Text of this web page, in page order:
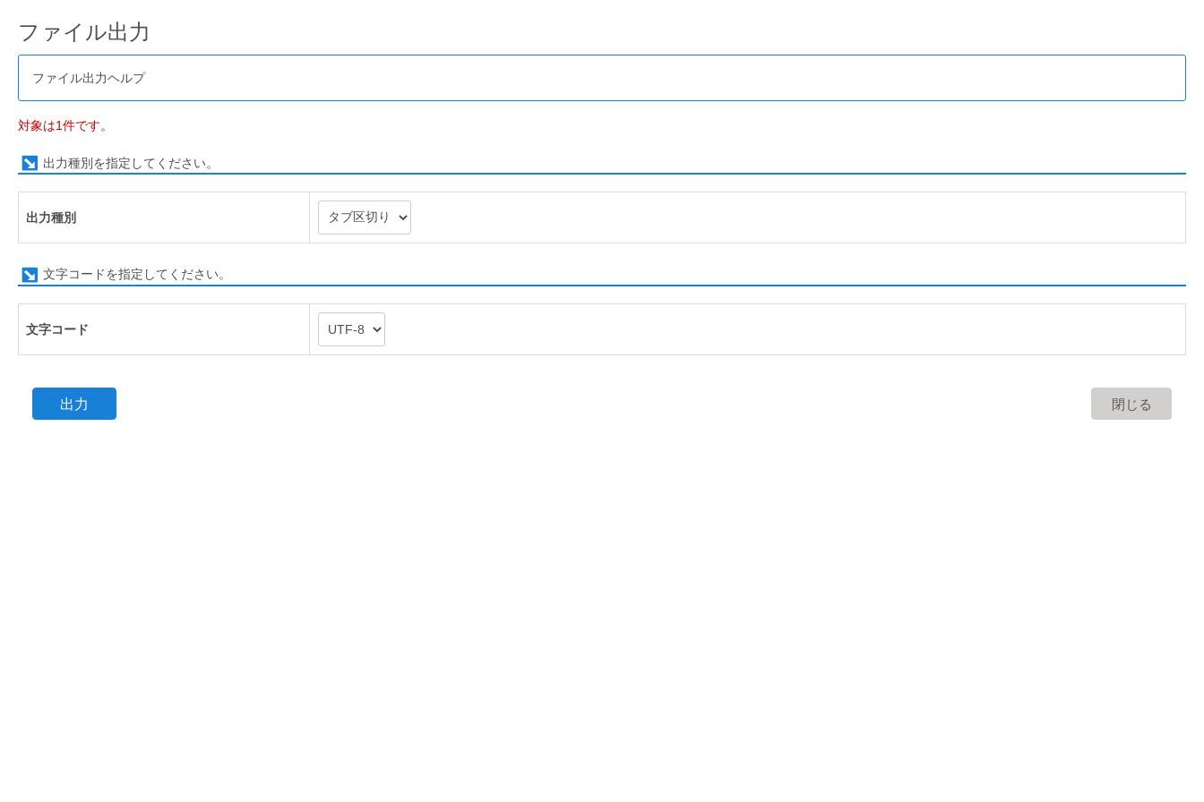
ファイル出力
ファイル出力ヘルプ
対象は1件です。
出力種別を指定してください。
出力種別
文字コードを指定してください。
文字コード